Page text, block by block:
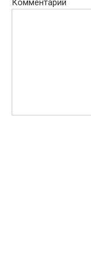
Комментарий